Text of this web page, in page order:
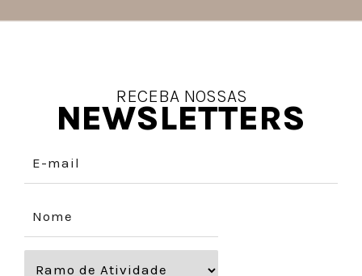
RECEBA NOSSAS
NEWSLETTERS